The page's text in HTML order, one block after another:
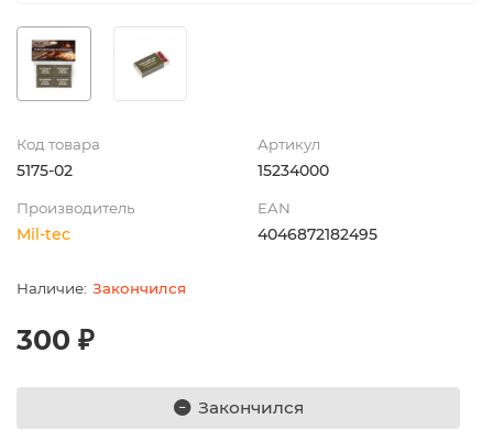
Код товара
5175-02
Артикул
15234000
Производитель
Mil-tec
EAN
4046872182495
Закончился
300 ₽
Закончился